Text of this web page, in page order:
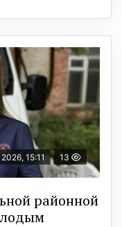
15:11 13
районной